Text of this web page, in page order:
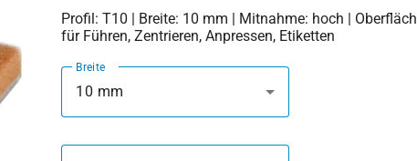
Profil: T10 | Breite: 10 mm | Mitnahme: hoch |
für Führen, Zentrieren, Anpressen, Etiketten
Breite
10 mm